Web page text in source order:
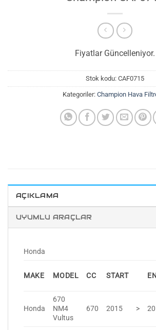
Fiyatlar Güncelleniyor.
Stok kodu: CAF0715
Kategoriler: Champion Hava
AÇIKLAMA
UYUMLU ARAÇLAR
Honda
MAKE MODEL CC START
Honda
670
NM4
Vultus
670 2015 >